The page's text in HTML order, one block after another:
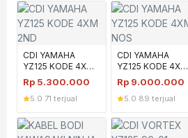
CDI YAMAHA
YZ125 KODE 4XM
2ND
Rp 5.300.000
5.0 71 terjual
CDI YAMAHA
YZ125 KODE 4XM
NOS
Rp 9.000.000
5.0 89 terjual